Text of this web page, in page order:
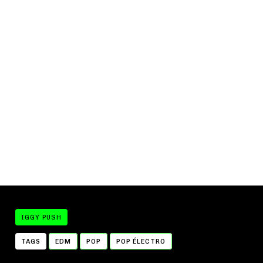
IGGY PUSH
TAGS EDM POP POP ÉLECTRO